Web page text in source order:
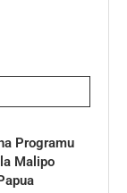
Programu
Malipo